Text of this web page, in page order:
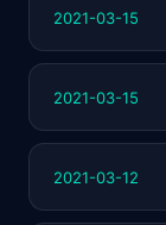
2021-03-15
2021-03-15
2021-03-12